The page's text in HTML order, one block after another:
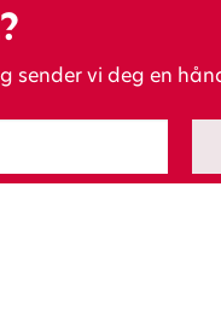
sender vi deg en